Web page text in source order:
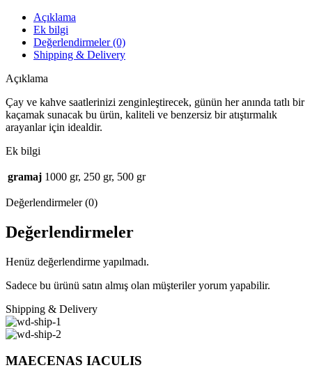
Açıklama
Ek bilgi
Değerlendirmeler (0)
Shipping & Delivery
Açıklama
Çay ve kahve saatlerinizi zenginleştirecek, günün her anında tatlı bir
kaçamak sunacak bu ürün, kaliteli ve benzersiz bir atıştırmalık
arayanlar için idealdir.
Ek bilgi
gramaj 1000 gr, 250 gr, 500 gr
Değerlendirmeler (0)
Değerlendirmeler
Henüz değerlendirme yapılmadı.
Sadece bu ürünü satın almış olan müşteriler yorum yapabilir.
Shipping & Delivery
MAECENAS IACULIS